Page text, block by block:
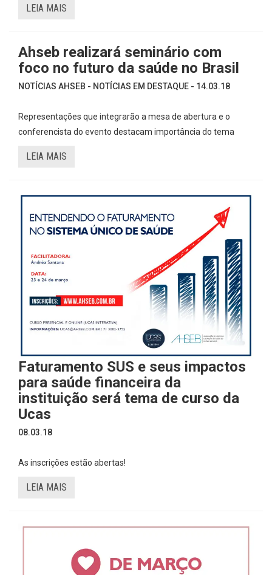
LEIA MAIS
Ahseb realizará seminário com
foco no futuro da saúde no Brasil
NOTÍCIAS AHSEB - NOTÍCIAS EM DESTAQUE - 14.03.18
Representações que integrarão a mesa de abertura e o
conferencista do evento destacam importância do tema
LEIA MAIS
Faturamento SUS e seus impactos
para saúde financeira da
instituição será tema de curso da
Ucas
08.03.18
As inscrições estão abertas!
LEIA MAIS